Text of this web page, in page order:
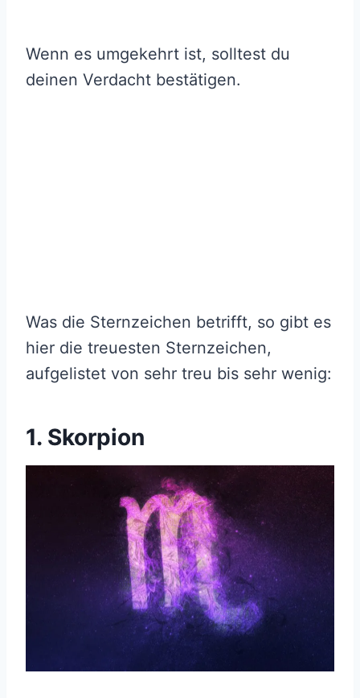
Wenn es umgekehrt ist, solltest du
deinen Verdacht bestätigen.
Was die Sternzeichen betrifft, so gibt es
hier die treuesten Sternzeichen,
aufgelistet von sehr treu bis sehr wenig:
1. Skorpion